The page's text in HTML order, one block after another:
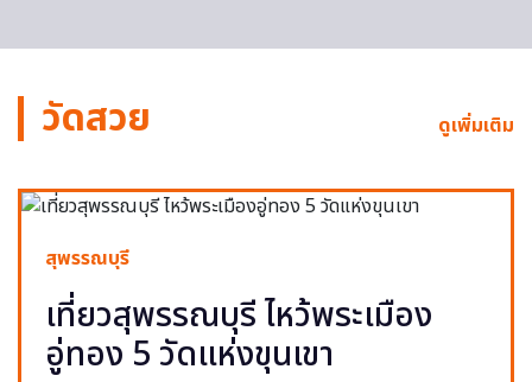
วัดสวย ดูเพิ่มเติม
สุพรรณบุรี
เที่ยวสุพรรณบุรี ไหว้พระเมือง
อู่ทอง 5 วัดแห่งขุนเขา